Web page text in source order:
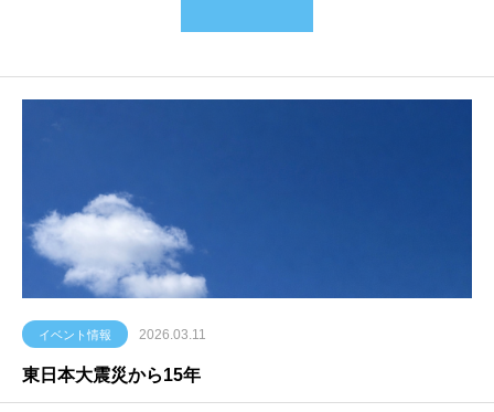
イベント情報 2026.03.11
東日本大震災から15年